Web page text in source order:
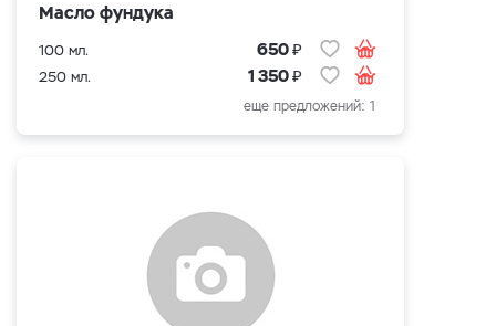
Масло фундука
100 мл. 650₽
250 мл. 1 350₽
еще предложений: 1